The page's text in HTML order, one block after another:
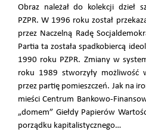
Obraz należał do kolekcji dzieł
PZPR. W 1996 roku został
przez Naczelną Radę
Partia ta została spadkobiercą
1990 roku PZPR. Zmiany w
roku 1989 stworzyły możliwość
przez partię pomieszczeń. Jak na
mieści Centrum Bankowo-
„domem” Giełdy Papierów
porządku kapitalistycznego…